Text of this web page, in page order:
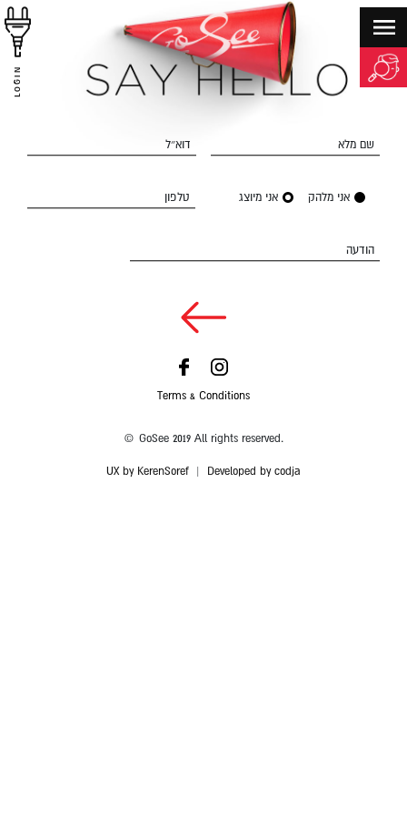
LOGIN
שם מלא דוא״ל
אני מלהק אני מיוצג טלפון
הודעה
Terms & Conditions
© GoSee 2019 All rights reserved.
UX by KerenSoref Developed by codja